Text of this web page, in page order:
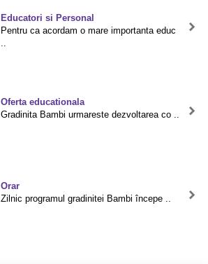
Educatori si Personal
Pentru ca acordam o mare importanta educ
Oferta educationala
Gradinita Bambi urmareste dezvoltarea co ..
Orar
Zilnic programul gradinitei Bambi începe ..